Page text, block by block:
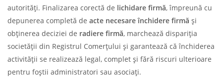
autorități. Finalizarea corectă de lichidare firmă, împreună cu
depunerea completă de acte necesare închidere firmă și
obținerea deciziei de radiere firmă, marchează dispariția
societății din Registrul Comerțului și garantează că închiderea
activității se realizează legal, complet și fără riscuri ulterioare
pentru foștii administratori sau asociați.